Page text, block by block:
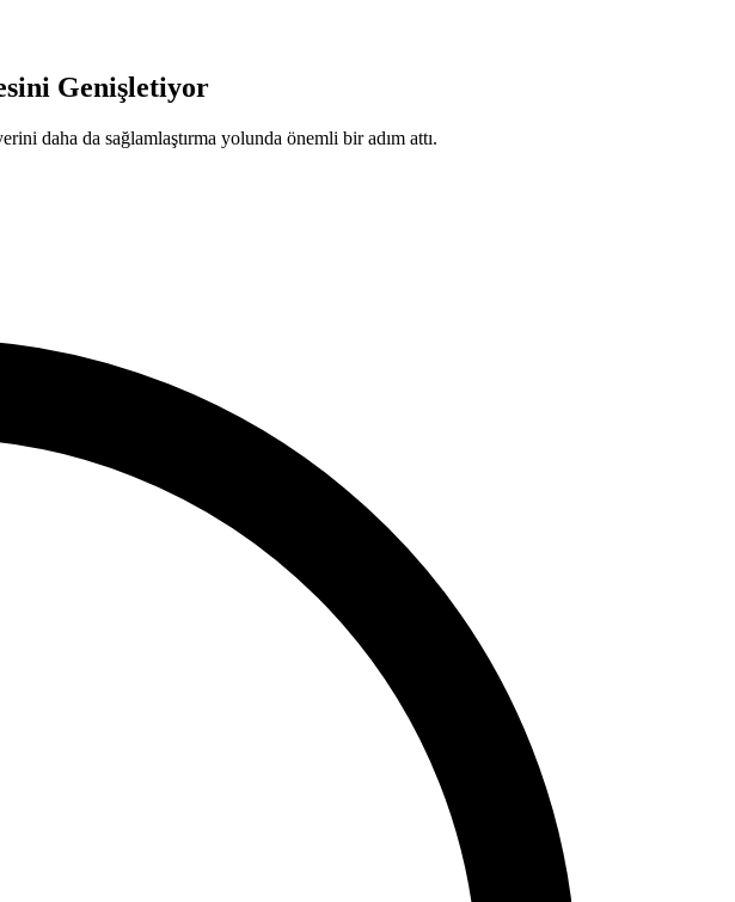
Genişletiyor
daha da sağlamlaştırma yolunda önemli bir adım attı.